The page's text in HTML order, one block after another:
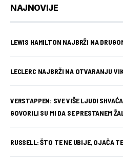
NAJNOVIJE
LEWIS HAMILTON NAJBRŽI NA
LECLERC NAJBRŽI NA OTVARANJU
VERSTAPPEN: SVE VIŠE LJUDI
GOVORILI SU MI DA SE PRESTANEM
RUSSELL: ŠTO TE NE UBIJE, OJAČA TE